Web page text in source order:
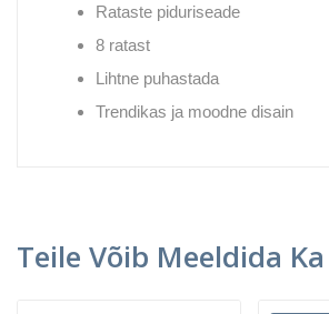
Rataste piduriseade
8 ratast
Lihtne puhastada
Trendikas ja moodne disain
Teile Võib Meeldida Ka